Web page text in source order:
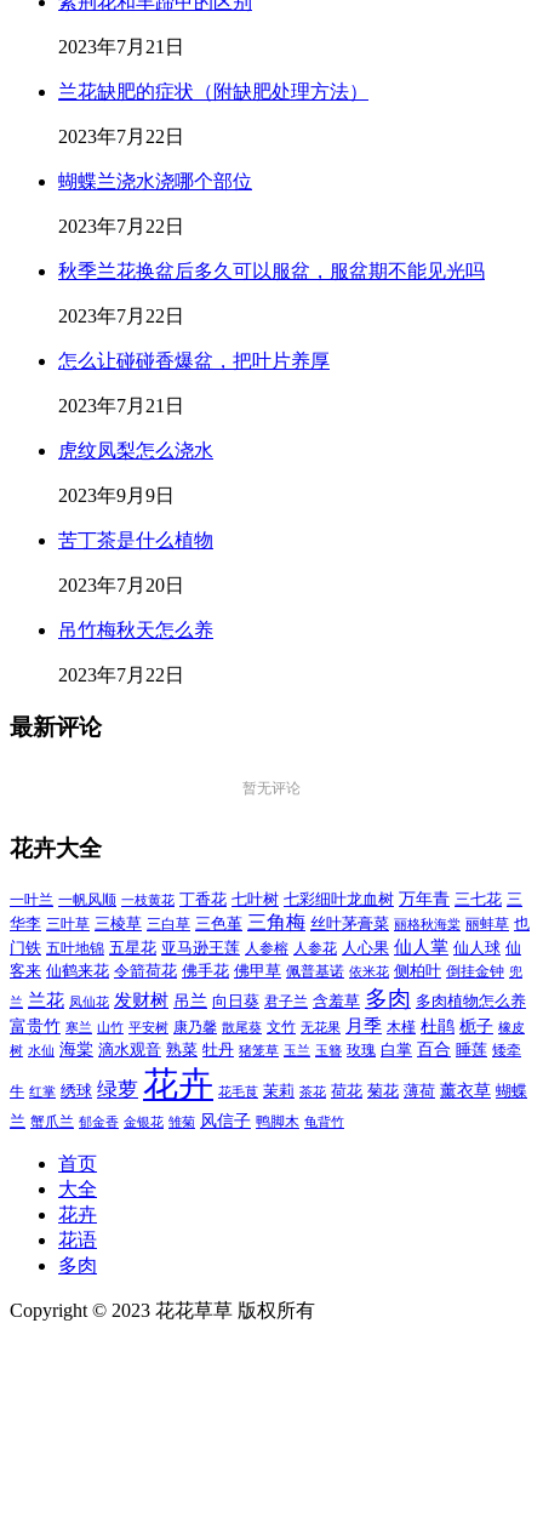
2023年7月21日
兰花缺肥的症状（附缺肥处理方法）
2023年7月22日
蝴蝶兰浇水浇哪个部位
2023年7月22日
秋季兰花换盆后多久可以服盆，服盆期不能见光吗
2023年7月22日
怎么让碰碰香爆盆，把叶片养厚
2023年7月21日
虎纹凤梨怎么浇水
2023年9月9日
苦丁茶是什么植物
2023年7月20日
吊竹梅秋天怎么养
2023年7月22日
最新评论
暂无评论
花卉大全
一叶兰 一帆风顺 一枝黄花 丁香花 七叶树 七彩细叶龙血树 万年青 三七花 三
华李 三叶草 三棱草 三白草 三色堇 三角梅 丝叶茅膏菜 丽格秋海棠 丽蚌草 也
门铁 五叶地锦 五星花 亚马逊王莲 人参榕 人参花 人心果 仙人掌 仙人球 仙
客来 仙鹤来花 令箭荷花 佛手花 佛甲草 佩普基诺 依米花 侧柏叶 倒挂金钟 兜
兰 兰花 凤仙花 发财树 吊兰 向日葵 君子兰 含羞草 多肉 多肉植物怎么养
富贵竹 寒兰 山竹 平安树 康乃馨 散尾葵 文竹 无花果 月季 木槿 杜鹃 栀子 橡皮
树 水仙 海棠 滴水观音 熟菜 牡丹 猪笼草 玉兰 玉簪 玫瑰 白掌 百合 睡莲 矮牵
牛 红掌 绣球 绿萝 花卉 花毛茛 茉莉 茶花 荷花 菊花 薄荷 薰衣草 蝴蝶
兰 蟹爪兰 郁金香 金银花 雏菊 风信子 鸭脚木 龟背竹
首页
大全
花卉
花语
多肉
Copyright © 2023 花花草草 版权所有